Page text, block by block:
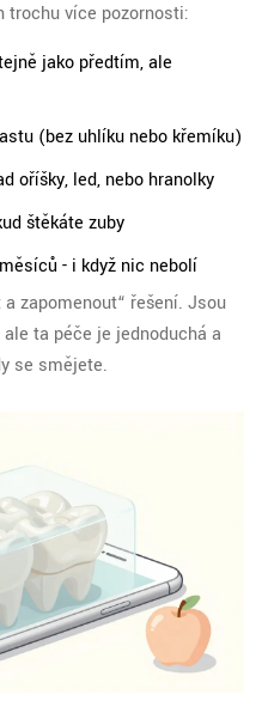
trochu více pozornosti:
jako předtím, ale
(bez uhlíku nebo křemíku)
oříšky, led, nebo hranolky
štěkáte zuby
- i když nic nebolí
zapomenout“ řešení. Jsou
ta péče je jednoduchá a
se smějete.